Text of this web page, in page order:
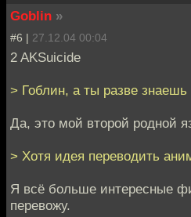
Goblin »
#6 | 27.12.04 00:04
2 AKSuicide
> Гоблин, а ты разве знаешь
Да, это мой второй родной
> Хотя идея переводить
Я всё больше интересные
перевожу.